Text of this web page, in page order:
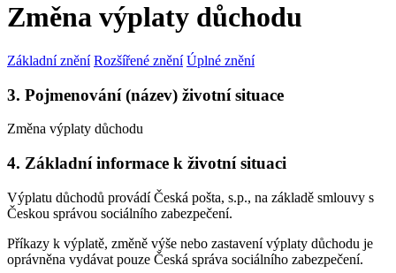
Změna výplaty důchodu
Základní znění Rozšířené znění Úplné znění
3. Pojmenování (název) životní situace
Změna výplaty důchodu
4. Základní informace k životní situaci
Výplatu důchodů provádí Česká pošta, s.p., na základě smlouvy s
Českou správou sociálního zabezpečení.
Příkazy k výplatě, změně výše nebo zastavení výplaty důchodu je
oprávněna vydávat pouze Česká správa sociálního zabezpečení.